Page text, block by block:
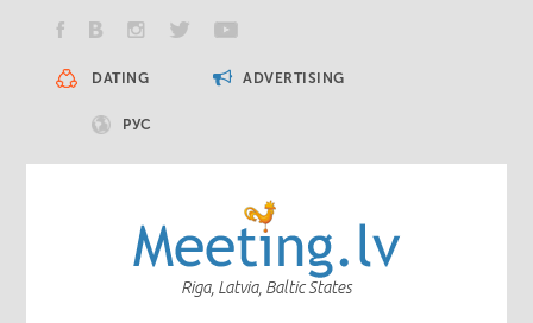
DATING ADVERTISING
РУС
Riga, Latvia, Baltic States